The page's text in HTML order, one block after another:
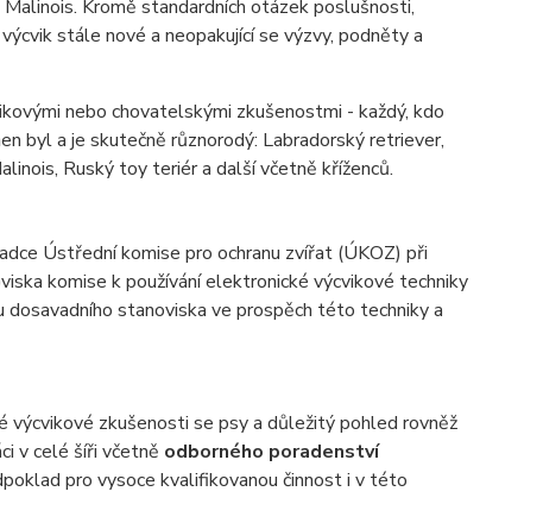
Kromě standardních otázek poslušnosti,
stále nové a neopakující se výzvy, podněty a
nebo chovatelskými zkušenostmi - každý, kdo
byl a je skutečně různorodý: Labradorský retriever,
Ruský toy teriér a další včetně kříženců.
Ústřední komise pro ochranu zvířat (ÚKOZ) při
komise k používání elektronické výcvikové techniky
stanoviska ve prospěch této techniky a
výcvikové zkušenosti se psy a důležitý pohled rovněž
v celé šíři včetně odborného poradenství
pro vysoce kvalifikovanou činnost i v této